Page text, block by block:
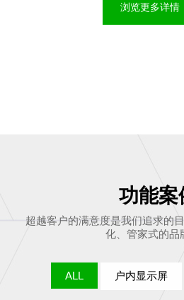
浏览更多详情
功能案
超越客户的满意度是我们追求的
化、管家式的品
ALL 户内显示屏